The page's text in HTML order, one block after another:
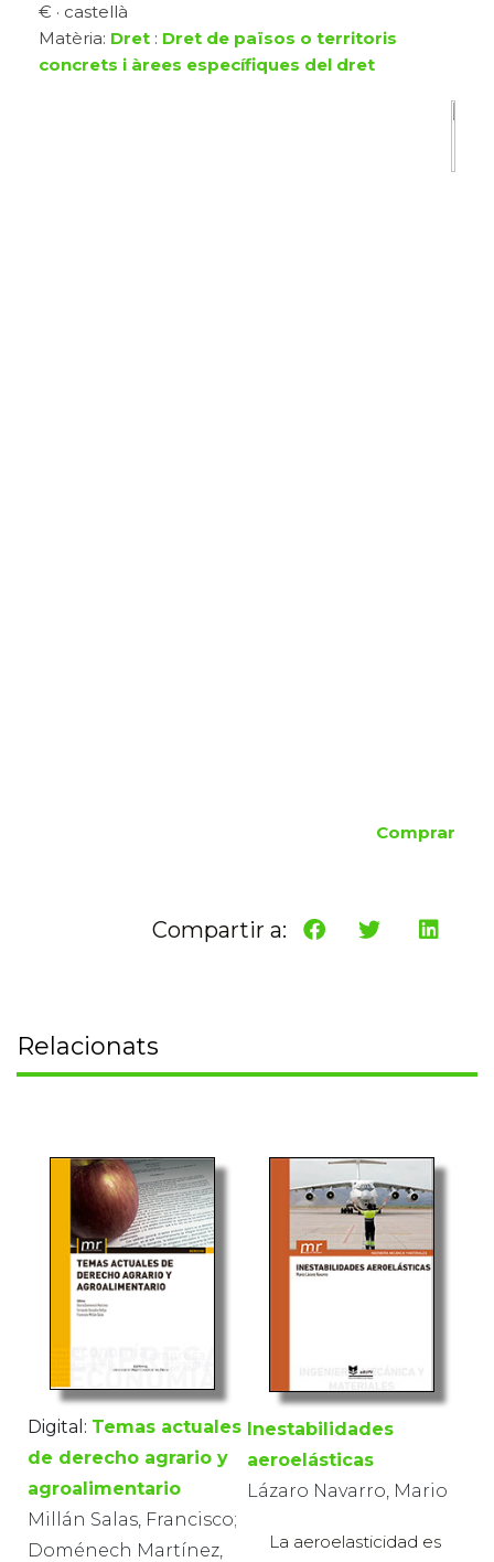
€ · castellà
Matèria: Dret : Dret de països o territoris
concrets i àrees específiques del dret
Comprar
Compartir a:
Relacionats
Digital: Temas actuales
de derecho agrario y
agroalimentario
Millán Salas, Francisco;
Doménech Martínez,
Inestabilidades
aeroelásticas
Lázaro Navarro, Mario
La aeroelasticidad es